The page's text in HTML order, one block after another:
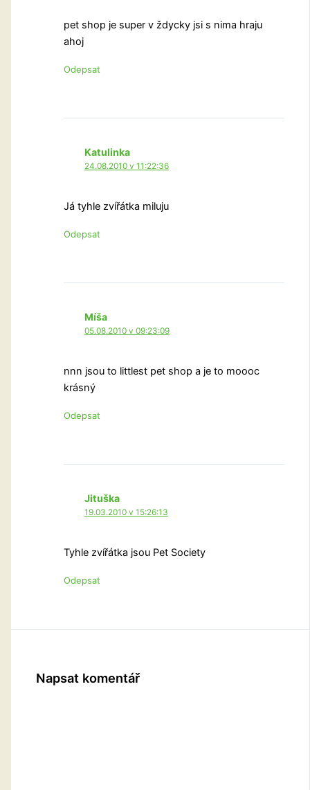
pet shop je super v ždycky jsi s nima hraju
ahoj
Odepsat
Katulinka
24.08.2010 v 11:22:36
Já tyhle zvířátka miluju
Odepsat
Míša
05.08.2010 v 09:23:09
nnn jsou to littlest pet shop a je to moooc
krásný
Odepsat
Jituška
19.03.2010 v 15:26:13
Tyhle zvířátka jsou Pet Society
Odepsat
Napsat komentář